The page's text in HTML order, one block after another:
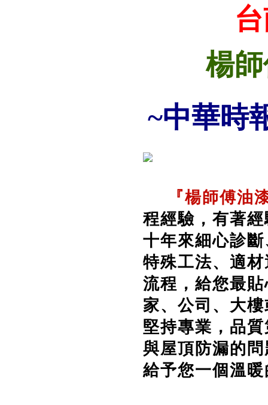
楊
~中華時
『楊師傅油
程經驗，有著
十年來細心診
特殊工法、適
流程，給您最
家、公司、大
堅持專業，品
與屋頂防漏的
給予您一個溫